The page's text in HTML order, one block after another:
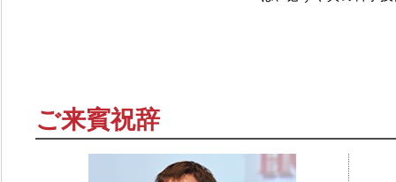
ご来賓祝辞